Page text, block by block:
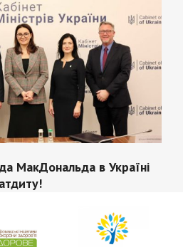
МакДональда в Україні